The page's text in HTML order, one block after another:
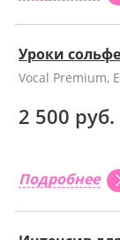
Уроки
Vocal Premium,
2 500 руб.
Подробнее